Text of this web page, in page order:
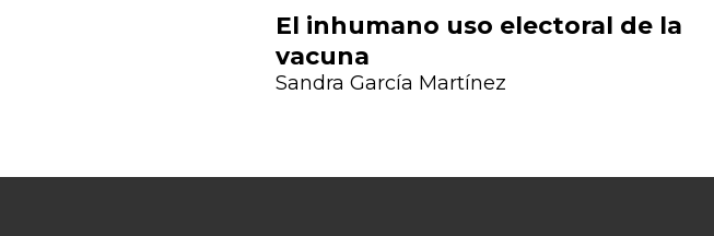
El inhumano uso electoral de la
vacuna
Sandra García Martínez